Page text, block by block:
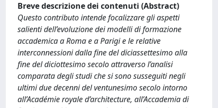
Breve descrizione dei contenuti (Abstract)
Questo contributo intende focalizzare gli aspetti
salienti dell’evoluzione dei modelli di formazione
accademica a Roma e a Parigi e le relative
interconnessioni dalla fine del diciassettesimo alla
fine del diciottesimo secolo attraverso l’analisi
comparata degli studi che si sono susseguiti negli
ultimi due decenni del ventunesimo secolo intorno
all’Académie royale d’architecture, all’Accademia di